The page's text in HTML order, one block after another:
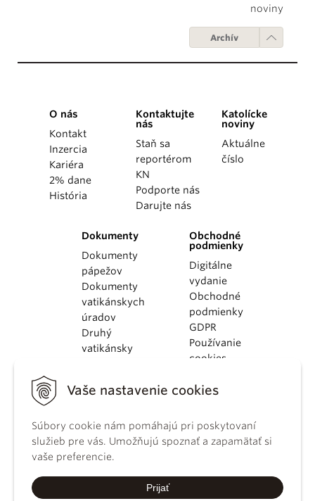
Vaše nastavenie cookies
Súbory cookie nám pomáhajú pri poskytovaní
služieb pre vás. Umožňujú spoznať a zapamätať si
vaše preferencie.
Prijať
noviny
Archív
O nás
Kontakt
Inzercia
Kariéra
2% dane
História
Kontaktujte
nás
Staň sa
reportérom
KN
Podporte nás
Darujte nás
Katolícke
noviny
Aktuálne
číslo
Dokumenty
Dokumenty
pápežov
Dokumenty
vatikánskych
úradov
Druhý
vatikánsky
KBS
kánonického
práva
Katechizmus
Obchodné
podmienky
Digitálne
vydanie
Obchodné
podmienky
GDPR
Používanie
cookies